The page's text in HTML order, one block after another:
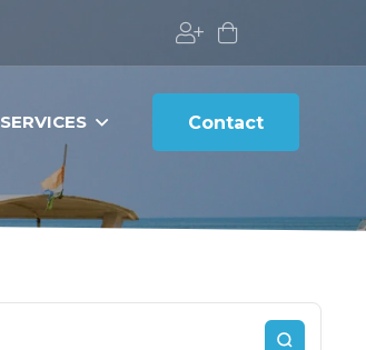
SERVICES Contact